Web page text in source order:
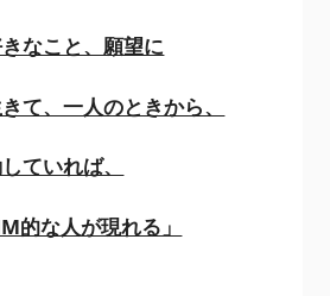
きなこと、願望に
て、一人のときから、
ていれば、
的な人が現れる」